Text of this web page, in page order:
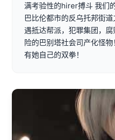
满考验性的hirer搏斗 我们
巴比伦都市的反乌托邦街
遇抵达帮派，犯罪集团，
险的巴别塔社会司产化怪
有她自己的双拳！